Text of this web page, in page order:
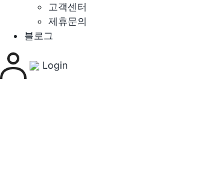
고객센터
제휴문의
블로그
Login